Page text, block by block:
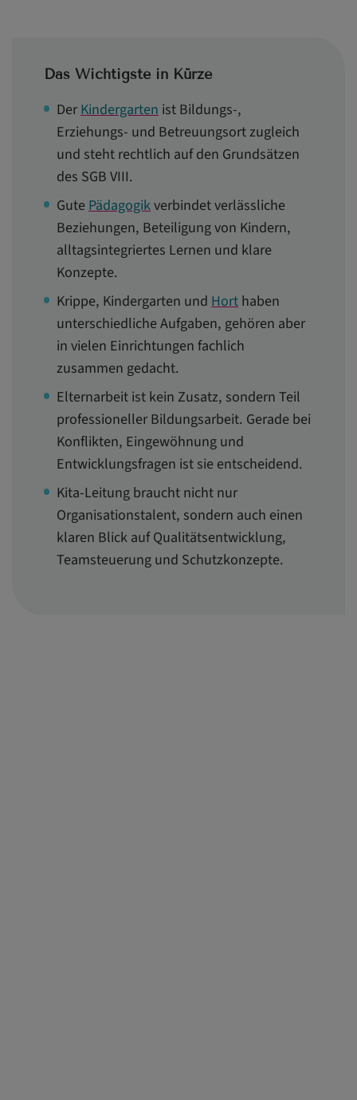
Das Wichtigste in Kürze
DerKindergartenist Bildungs-,
Erziehungs- und Betreuungsort zugleich
und steht rechtlich auf den Grundsätzen
des SGB VIII.
GutePädagogikverbindet verlässliche
Beziehungen, Beteiligung von Kindern,
alltagsintegriertes Lernen und klare
Konzepte.
Krippe, Kindergarten undHorthaben
unterschiedliche Aufgaben, gehören aber
in vielen Einrichtungen fachlich
zusammen gedacht.
Elternarbeit ist kein Zusatz, sondern Teil
professioneller Bildungsarbeit. Gerade bei
Konflikten, Eingewöhnung und
Entwicklungsfragen ist sie entscheidend.
Kita-Leitung braucht nicht nur
Organisationstalent, sondern auch einen
klaren Blick auf Qualitätsentwicklung,
Teamsteuerung und Schutzkonzepte.